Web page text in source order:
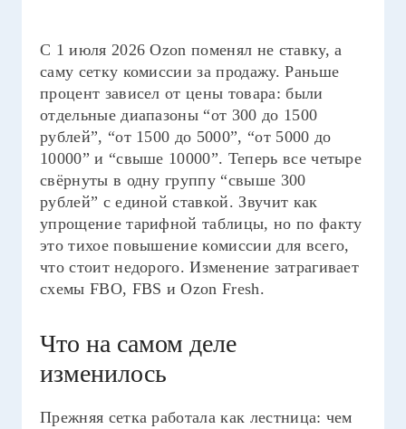
С 1 июля 2026 Ozon поменял не ставку, а
саму сетку комиссии за продажу. Раньше
процент зависел от цены товара: были
отдельные диапазоны “от 300 до 1500
рублей”, “от 1500 до 5000”, “от 5000 до
10000” и “свыше 10000”. Теперь все четыре
свёрнуты в одну группу “свыше 300
рублей” с единой ставкой. Звучит как
упрощение тарифной таблицы, но по факту
это тихое повышение комиссии для всего,
что стоит недорого. Изменение затрагивает
схемы FBO, FBS и Ozon Fresh.
Что на самом деле
изменилось
Прежняя сетка работала как лестница: чем